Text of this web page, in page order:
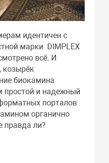
идентичен с
марки DIMPLEX
всё. И
козырёк
биокамина
простой и надежный
порталов
органично
правда ли?